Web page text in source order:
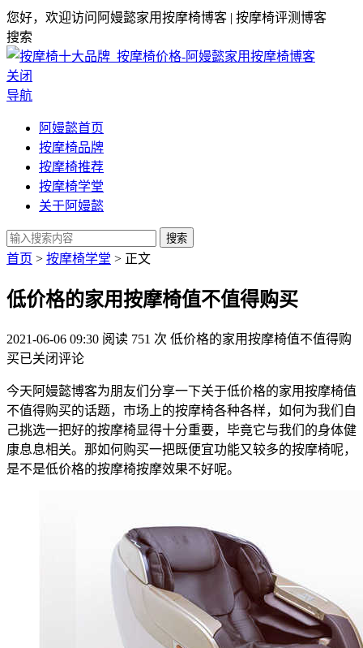
您好，欢迎访问阿嫚懿家用按摩椅博客 | 按摩椅评测博客
搜索
关闭
导航
阿嫚懿首页
按摩椅品牌
按摩椅推荐
按摩椅学堂
关于阿嫚懿
搜索
首页 > 按摩椅学堂 > 正文
低价格的家用按摩椅值不值得购买
2021-06-06 09:30 阅读 751 次 低价格的家用按摩椅值不值得购
买已关闭评论
今天阿嫚懿博客为朋友们分享一下关于低价格的家用按摩椅值
不值得购买的话题，市场上的按摩椅各种各样，如何为我们自
己挑选一把好的按摩椅显得十分重要，毕竟它与我们的身体健
康息息相关。那如何购买一把既便宜功能又较多的按摩椅呢，
是不是低价格的按摩椅按摩效果不好呢。